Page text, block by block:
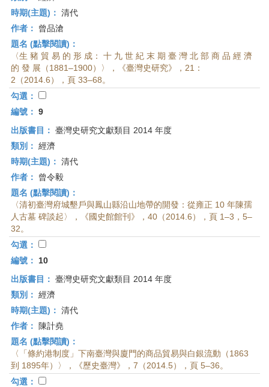
時期(主題)： 清代
作者：
曾品滄
題名 (點擊閱讀)：
〈生 豬 貿 易 的 形 成： 十 九 世 紀 末 期 臺 灣 北 部 商 品 經 濟
的 發 展（1881–1900）〉，《臺灣史研究》，21：
2（2014.6），頁 33–68。
勾選：
編號： 9
出版書目： 臺灣史研究文獻類目 2014 年度
類別： 經濟
時期(主題)： 清代
作者：
曾令毅
題名 (點擊閱讀)：
〈清初臺灣府城墾戶與鳳山縣沿山地帶的開發：從雍正 10 年陳孺
人古墓 碑談起〉，《國史館館刊》，40（2014.6），頁 1–3，5–
32。
勾選：
編號：
10
出版書目： 臺灣史研究文獻類目 2014 年度
類別： 經濟
時期(主題)： 清代
作者：
陳計堯
題名 (點擊閱讀)：
〈「條約港制度」下南臺灣與廈門的商品貿易與白銀流動（1863
到 1895年）〉，《歷史臺灣》，7（2014.5），頁 5–36。
勾選：